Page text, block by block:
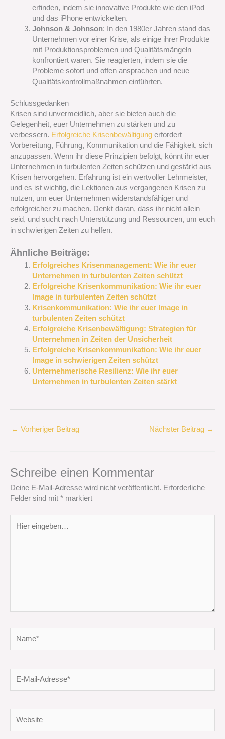
erfinden, indem sie innovative Produkte wie den iPod
und das iPhone entwickelten.
Johnson & Johnson: In den 1980er Jahren stand das
Unternehmen vor einer Krise, als einige ihrer Produkte
mit Produktionsproblemen und Qualitätsmängeln
konfrontiert waren. Sie reagierten, indem sie die
Probleme sofort und offen ansprachen und neue
Qualitätskontrollmaßnahmen einführten.
Schlussgedanken
Krisen sind unvermeidlich, aber sie bieten auch die
Gelegenheit, euer Unternehmen zu stärken und zu
verbessern. Erfolgreiche Krisenbewältigung erfordert
Vorbereitung, Führung, Kommunikation und die Fähigkeit, sich
anzupassen. Wenn ihr diese Prinzipien befolgt, könnt ihr euer
Unternehmen in turbulenten Zeiten schützen und gestärkt aus
Krisen hervorgehen. Erfahrung ist ein wertvoller Lehrmeister,
und es ist wichtig, die Lektionen aus vergangenen Krisen zu
nutzen, um euer Unternehmen widerstandsfähiger und
erfolgreicher zu machen. Denkt daran, dass ihr nicht allein
seid, und sucht nach Unterstützung und Ressourcen, um euch
in schwierigen Zeiten zu helfen.
Ähnliche Beiträge:
Erfolgreiches Krisenmanagement: Wie ihr euer
Unternehmen in turbulenten Zeiten schützt
Erfolgreiche Krisenkommunikation: Wie ihr euer
Image in turbulenten Zeiten schützt
Krisenkommunikation: Wie ihr euer Image in
turbulenten Zeiten schützt
Erfolgreiche Krisenbewältigung: Strategien für
Unternehmen in Zeiten der Unsicherheit
Erfolgreiche Krisenkommunikation: Wie ihr euer
Image in schwierigen Zeiten schützt
Unternehmerische Resilienz: Wie ihr euer
Unternehmen in turbulenten Zeiten stärkt
← Vorheriger Beitrag Nächster Beitrag →
Schreibe einen Kommentar
Deine E-Mail-Adresse wird nicht veröffentlicht. Erforderliche
Felder sind mit * markiert
eingeben…
Mail-